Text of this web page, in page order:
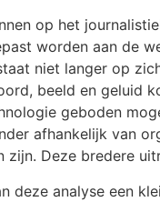
op het
worden aan de
niet langer op
beeld en geluid
geboden
afhankelijk van
Deze bredere
deze analyse een